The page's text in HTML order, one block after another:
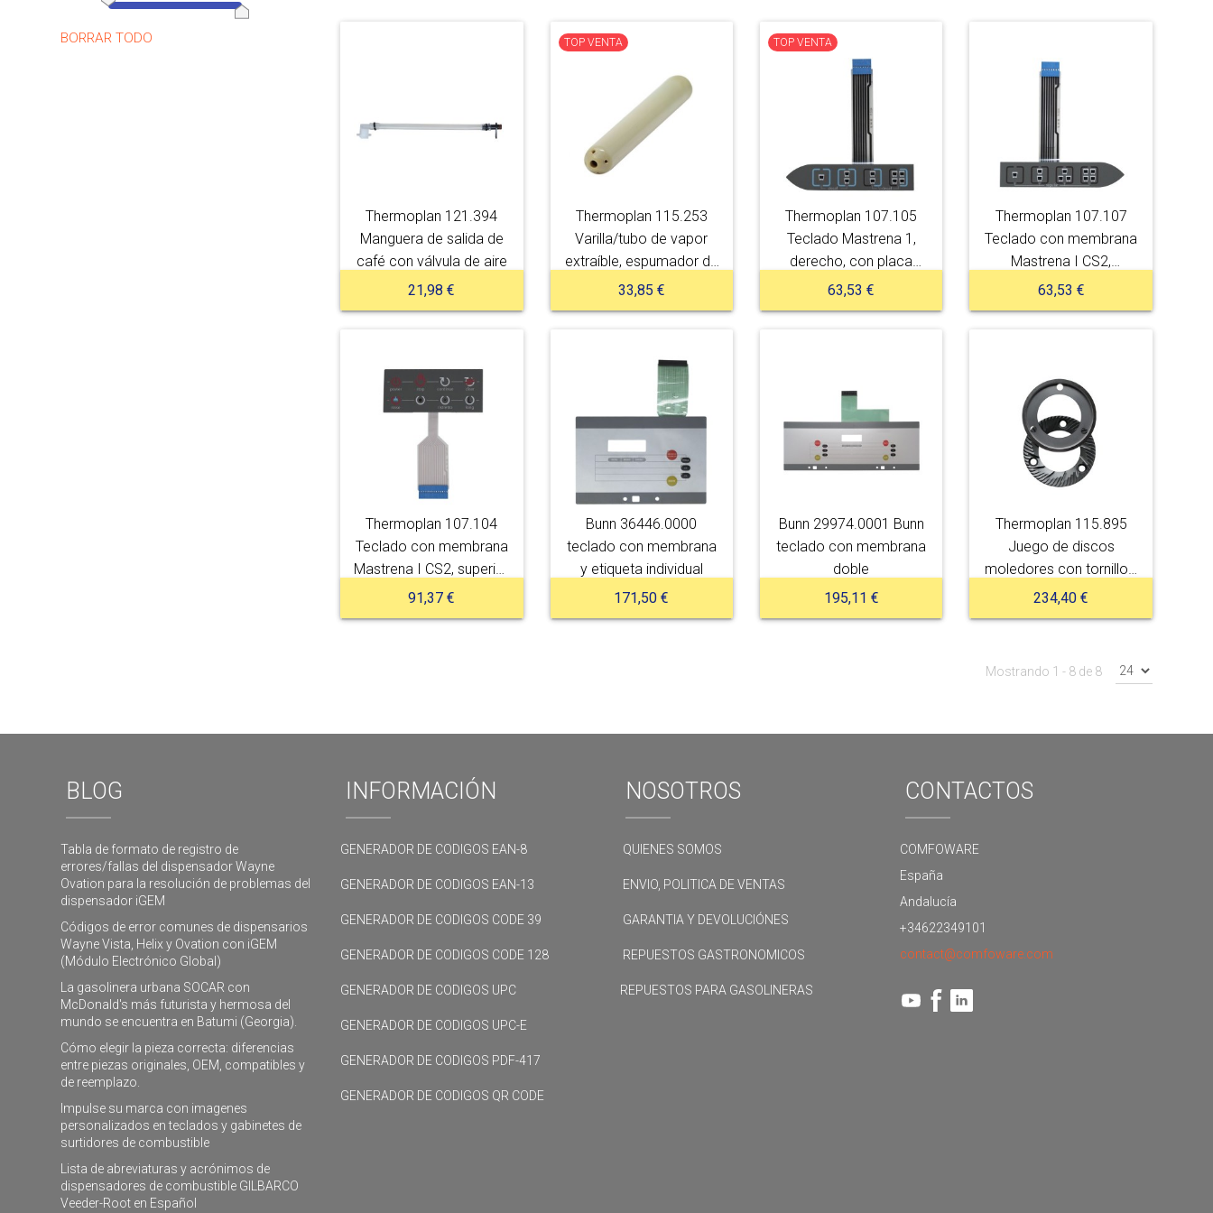
Thermoplan 121.394
Manguera de salida de
café con válvula de aire
21,98 €
TOP VENTA
Thermoplan 115.253
Varilla/tubo de vapor
extraíble, espumador de
leche, tubo de leche
33,85 €
TOP VENTA
Thermoplan 107.105
Teclado Mastrena 1,
derecho, con placa
metálica
63,53 €
Thermoplan 107.107
Teclado con membrana
Mastrena I CS2,
izquierdo, con placa
63,53 €
Thermoplan 107.104
Teclado con membrana
Mastrena I CS2, superior
izquierdo
91,37 €
Bunn 36446.0000
teclado con membrana
y etiqueta individual
171,50 €
Bunn 29974.0001 Bunn
teclado con membrana
doble
195,11 €
Thermoplan 115.895
Juego de discos
moledores con tornillos,
3 agujeros
234,40 €
Mostrando 1 - 8 de 8
BORRAR TODO
BLOG
Tabla de formato de registro de
errores/fallas del dispensador Wayne
Ovation para la resolución de problemas del
dispensador iGEM
Códigos de error comunes de dispensarios
Wayne Vista, Helix y Ovation con iGEM
(Módulo Electrónico Global)
La gasolinera urbana SOCAR con
McDonald's más futurista y hermosa del
mundo se encuentra en Batumi (Georgia).
Cómo elegir la pieza correcta: diferencias
entre piezas originales, OEM, compatibles y
de reemplazo.
Impulse su marca con imagenes
personalizados en teclados y gabinetes de
surtidores de combustible
Lista de abreviaturas y acrónimos de
dispensadores de combustible GILBARCO
Veeder-Root en Español
INFORMACIÓN
GENERADOR DE CODIGOS EAN-8
GENERADOR DE CODIGOS EAN-13
GENERADOR DE CODIGOS CODE 39
GENERADOR DE CODIGOS CODE 128
GENERADOR DE CODIGOS UPC
GENERADOR DE CODIGOS UPC-E
GENERADOR DE CODIGOS PDF-417
GENERADOR DE CODIGOS QR CODE
NOSOTROS
QUIENES SOMOS
ENVIO, POLITICA DE VENTAS
GARANTIA Y DEVOLUCIÓNES
REPUESTOS GASTRONOMICOS
REPUESTOS PARA GASOLINERAS
CONTACTOS
COMFOWARE
España
Andalucía
+34622349101
contact@comfoware.com